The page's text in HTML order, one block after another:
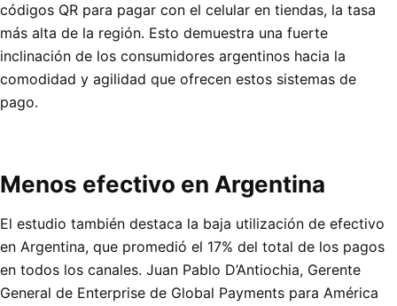
códigos QR para pagar con el celular en tiendas, la tasa
más alta de la región. Esto demuestra una fuerte
inclinación de los consumidores argentinos hacia la
comodidad y agilidad que ofrecen estos sistemas de
pago.
Menos efectivo en Argentina
El estudio también destaca la baja utilización de efectivo
en Argentina, que promedió el 17% del total de los pagos
en todos los canales. Juan Pablo D’Antiochia, Gerente
General de Enterprise de Global Payments para América